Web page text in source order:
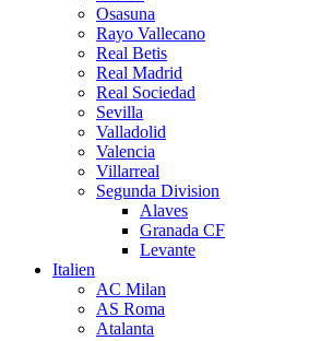
Osasuna
Rayo Vallecano
Real Betis
Real Madrid
Real Sociedad
Sevilla
Valladolid
Valencia
Villarreal
Segunda Division
Alaves
Granada CF
Levante
Italien
AC Milan
AS Roma
Atalanta